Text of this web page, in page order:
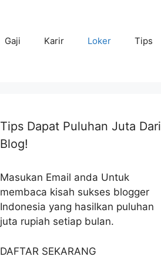
Gaji Karir Loker Tips
Tips Dapat Puluhan Juta Dari
Blog!
Masukan Email anda Untuk
membaca kisah sukses blogger
Indonesia yang hasilkan puluhan
juta rupiah setiap bulan.
DAFTAR SEKARANG